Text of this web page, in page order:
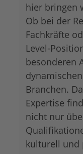
hier bringen
Ob bei der
Fachkräfte
Level-
besonderen
Branchen.
Expertise
nicht nur
kulturell und